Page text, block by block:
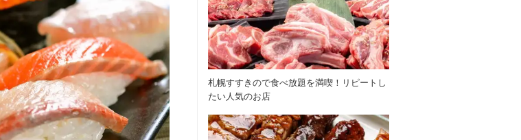
札幌すすきので食べ放題を満喫！リピートし
たい人気のお店